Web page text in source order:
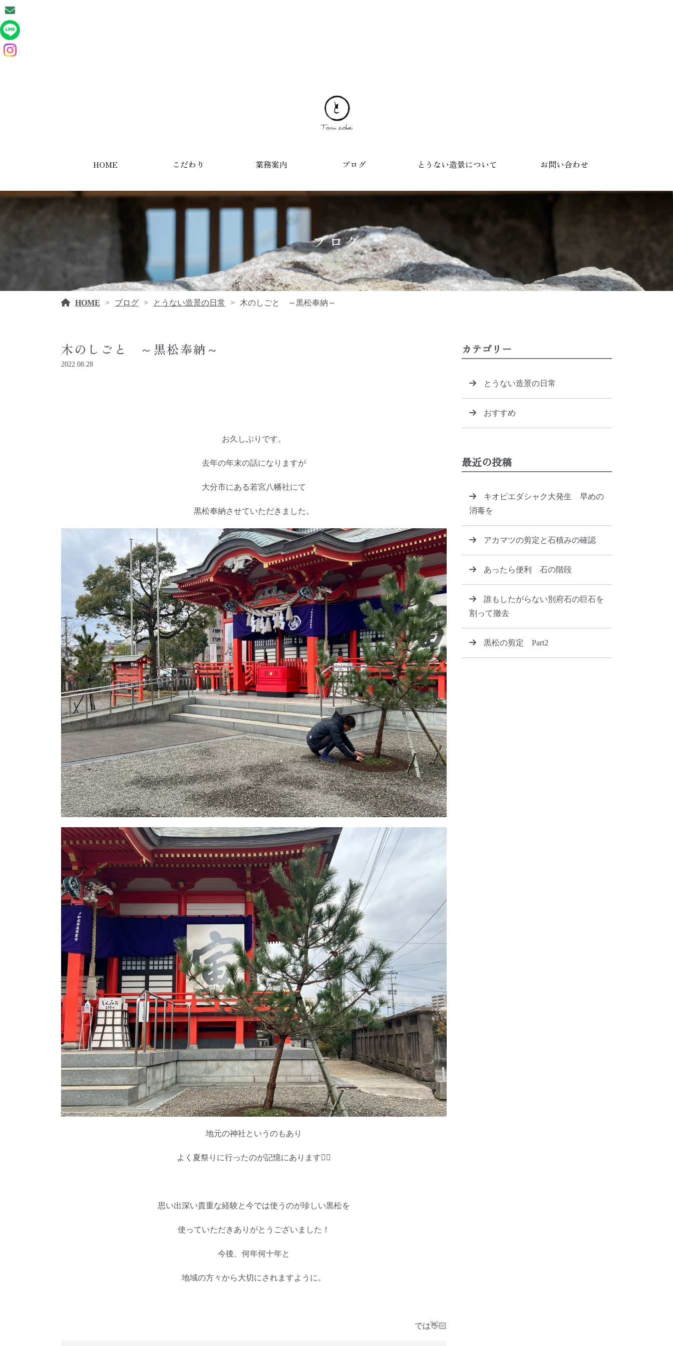
HOME こだわり 業務案内 ブログ とうない造景について お問い合わせ
ブログ
HOME ブログ とうない造景の日常 木のしごと ～黒松奉納～
木のしごと ～黒松奉納～
2022.08.28
お久しぶりです。
去年の年末の話になりますが
大分市にある若宮八幡社にて
黒松奉納させていただきました。
地元の神社というのもあり
よく夏祭りに行ったのが記憶にあります👌🏻
思い出深い貴重な経験と今では使うのが珍しい黒松を
使っていただきありがとうございました！
今後、何年何十年と
地域の方々から大切にされますように。
では👋🏻
カテゴリー
とうない造景の日常
おすすめ
最近の投稿
キオビエダシャク大発生 早めの
消毒を
アカマツの剪定と石積みの確認
あったら便利 石の階段
誰もしたがらない別府石の巨石を
割って撤去
黒松の剪定 Part2